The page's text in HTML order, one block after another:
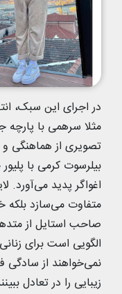
در اجرای این سبک،
مثلا سرهمی با
تصویری از هماهنگی
بیلرسوت کرمی با
اغواگر پدید می‌آورد.
متفاوت می‌سازد بلکه
صاحب استایل از
الگویی است برای
نمی‌خواهند از سادگی
زیبایی را در تعادل